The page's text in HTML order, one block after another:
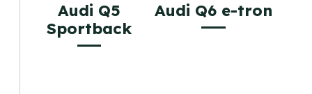
Audi Q5
Sportback
Audi Q6 e-tron